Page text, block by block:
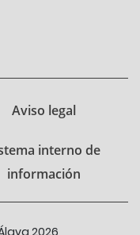
Aviso legal
interno de
información